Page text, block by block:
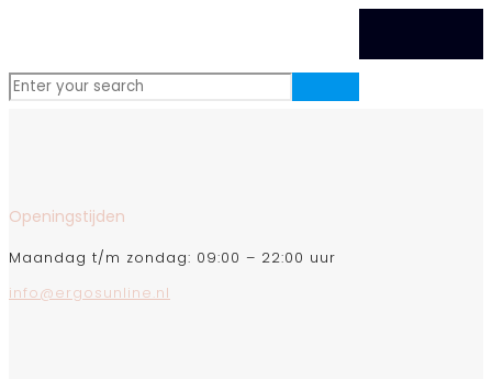
Openingstijden
Maandag t/m zondag: 09:00 – 22:00 uur
info@ergosunline.nl